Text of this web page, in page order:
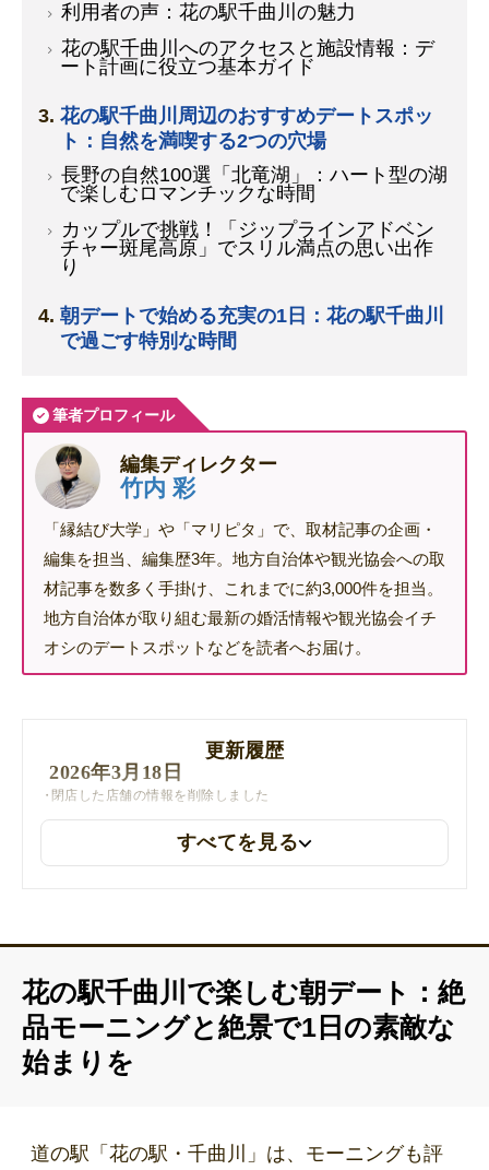
利用者の声：花の駅千曲川の魅力
花の駅千曲川へのアクセスと施設情報：デ
ート計画に役立つ基本ガイド
花の駅千曲川周辺のおすすめデートスポッ
ト：自然を満喫する2つの穴場
長野の自然100選「北竜湖」：ハート型の湖
で楽しむロマンチックな時間
カップルで挑戦！「ジップラインアドベン
チャー斑尾高原」でスリル満点の思い出作
り
朝デートで始める充実の1日：花の駅千曲川
で過ごす特別な時間
筆者プロフィール
編集ディレクター
竹内 彩
「縁結び大学」や「マリピタ」で、取材記事の企画・
編集を担当、編集歴3年。地方自治体や観光協会への取
材記事を数多く手掛け、これまでに約3,000件を担当。
地方自治体が取り組む最新の婚活情報や観光協会イチ
オシのデートスポットなどを読者へお届け。
更新履歴
2026年3月18日
閉店した店舗の情報を削除しました
2026年1月15日すべてを見る
花の駅千曲川で楽しむ朝デート：絶
品モーニングと絶景で1日の素敵な
始まりを
道の駅「花の駅・千曲川」は、モーニングも評